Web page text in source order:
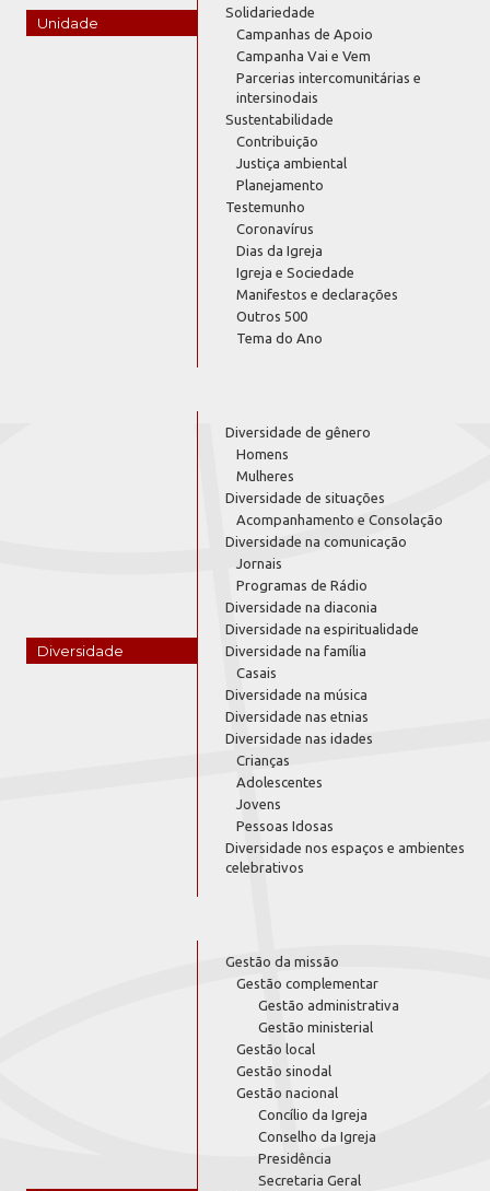
Unidade
Solidariedade
Campanhas de Apoio
Campanha Vai e Vem
Parcerias intercomunitárias e
intersinodais
Sustentabilidade
Contribuição
Justiça ambiental
Planejamento
Testemunho
Coronavírus
Dias da Igreja
Igreja e Sociedade
Manifestos e declarações
Outros 500
Tema do Ano
Diversidade
Diversidade de gênero
Homens
Mulheres
Diversidade de situações
Acompanhamento e Consolação
Diversidade na comunicação
Jornais
Programas de Rádio
Diversidade na diaconia
Diversidade na espiritualidade
Diversidade na família
Casais
Diversidade na música
Diversidade nas etnias
Diversidade nas idades
Crianças
Adolescentes
Jovens
Pessoas Idosas
Diversidade nos espaços e ambientes
celebrativos
Gestão da missão
Gestão complementar
Gestão administrativa
Gestão ministerial
Gestão local
Gestão sinodal
Gestão nacional
Concílio da Igreja
Conselho da Igreja
Presidência
Secretaria Geral